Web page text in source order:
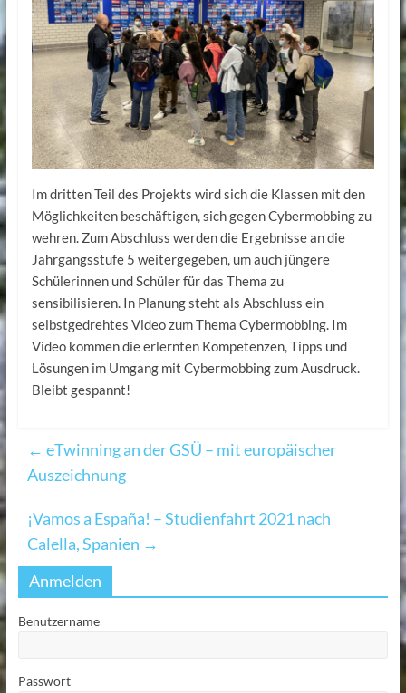
Im dritten Teil des Projekts wird sich die Klassen mit den
Möglichkeiten beschäftigen, sich gegen Cybermobbing zu
wehren. Zum Abschluss werden die Ergebnisse an die
Jahrgangsstufe 5 weitergegeben, um auch jüngere
Schülerinnen und Schüler für das Thema zu
sensibilisieren. In Planung steht als Abschluss ein
selbstgedrehtes Video zum Thema Cybermobbing. Im
Video kommen die erlernten Kompetenzen, Tipps und
Lösungen im Umgang mit Cybermobbing zum Ausdruck.
Bleibt gespannt!
← eTwinning an der GSÜ – mit europäischer
Auszeichnung
¡Vamos a España! – Studienfahrt 2021 nach
Calella, Spanien →
Anmelden
Benutzername
Passwort